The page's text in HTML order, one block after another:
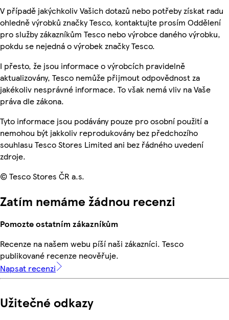
V případě jakýchkoliv Vašich dotazů nebo potřeby získat radu
ohledně výrobků značky Tesco, kontaktujte prosím Oddělení
pro služby zákazníkům Tesco nebo výrobce daného výrobku,
pokdu se nejedná o výrobek značky Tesco.
I přesto, že jsou informace o výrobcích pravidelně
aktualizovány, Tesco nemůže přijmout odpovědnost za
jakékoliv nesprávné informace. To však nemá vliv na Vaše
práva dle zákona.
Tyto informace jsou podávány pouze pro osobní použití a
nemohou být jakkoliv reprodukovány bez předchozího
souhlasu Tesco Stores Limited ani bez řádného uvedení
zdroje.
© Tesco Stores ČR a.s.
Zatím nemáme žádnou recenzi
Pomozte ostatním zákazníkům
Recenze na našem webu píší naši zákazníci. Tesco
publikované recenze neověřuje.
Napsat recenzi
Užitečné odkazy